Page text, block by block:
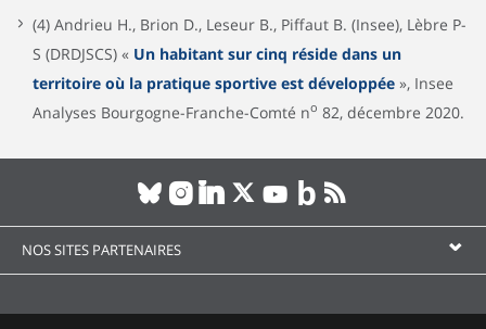
(4) Andrieu H., Brion D., Leseur B., Piffaut B. (Insee), Lèbre P-
S (DRDJSCS) « Un habitant sur cinq réside dans un
territoire où la pratique sportive est développée », Insee
Analyses Bourgogne-Franche-Comté no 82, décembre 2020.
NOS SITES PARTENAIRES